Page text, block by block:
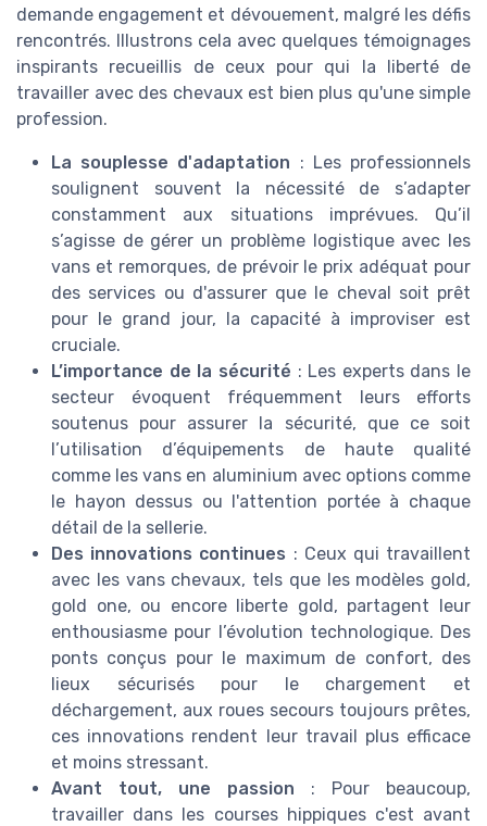
demande engagement et dévouement, malgré les défis
rencontrés. Illustrons cela avec quelques témoignages
inspirants recueillis de ceux pour qui la liberté de
travailler avec des chevaux est bien plus qu'une simple
profession.
La souplesse d'adaptation : Les professionnels
soulignent souvent la nécessité de s’adapter
constamment aux situations imprévues. Qu’il
s’agisse de gérer un problème logistique avec les
vans et remorques, de prévoir le prix adéquat pour
des services ou d'assurer que le cheval soit prêt
pour le grand jour, la capacité à improviser est
cruciale.
L’importance de la sécurité : Les experts dans le
secteur évoquent fréquemment leurs efforts
soutenus pour assurer la sécurité, que ce soit
l’utilisation d’équipements de haute qualité
comme les vans en aluminium avec options comme
le hayon dessus ou l'attention portée à chaque
détail de la sellerie.
Des innovations continues : Ceux qui travaillent
avec les vans chevaux, tels que les modèles gold,
gold one, ou encore liberte gold, partagent leur
enthousiasme pour l’évolution technologique. Des
ponts conçus pour le maximum de confort, des
lieux sécurisés pour le chargement et
déchargement, aux roues secours toujours prêtes,
ces innovations rendent leur travail plus efficace
et moins stressant.
Avant tout, une passion : Pour beaucoup,
travailler dans les courses hippiques c'est avant